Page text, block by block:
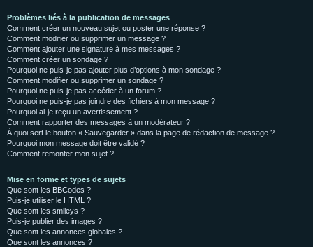
Problèmes liés à la publication de messages
Comment créer un nouveau sujet ou poster une réponse ?
Comment modifier ou supprimer un message ?
Comment ajouter une signature à mes messages ?
Comment créer un sondage ?
Pourquoi ne puis-je pas ajouter plus d’options à mon sondage ?
Comment modifier ou supprimer un sondage ?
Pourquoi ne puis-je pas accéder à un forum ?
Pourquoi ne puis-je pas joindre des fichiers à mon message ?
Pourquoi ai-je reçu un avertissement ?
Comment rapporter des messages à un modérateur ?
À quoi sert le bouton « Sauvegarder » dans la page de rédaction de message ?
Pourquoi mon message doit être validé ?
Comment remonter mon sujet ?
Mise en forme et types de sujets
Que sont les BBCodes ?
Puis-je utiliser le HTML ?
Que sont les smileys ?
Puis-je publier des images ?
Que sont les annonces globales ?
Que sont les annonces ?